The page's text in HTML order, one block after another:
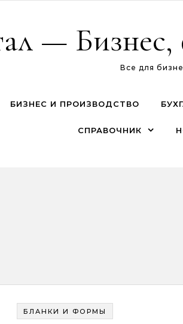
—
Все для
БИЗНЕС И ПРОИЗВОДСТВО
СПРАВОЧНИК
БЛАНКИ И ФОРМЫ